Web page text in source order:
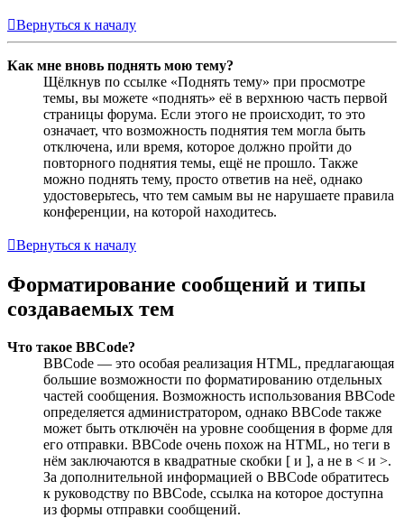
Вернуться к началу
Как мне вновь поднять мою тему?
Щёлкнув по ссылке «Поднять тему» при просмотре
темы, вы можете «поднять» её в верхнюю часть первой
страницы форума. Если этого не происходит, то это
означает, что возможность поднятия тем могла быть
отключена, или время, которое должно пройти до
повторного поднятия темы, ещё не прошло. Также
можно поднять тему, просто ответив на неё, однако
удостоверьтесь, что тем самым вы не нарушаете правила
конференции, на которой находитесь.
Вернуться к началу
Форматирование сообщений и типы
создаваемых тем
Что такое BBCode?
BBCode — это особая реализация HTML, предлагающая
большие возможности по форматированию отдельных
частей сообщения. Возможность использования BBCode
определяется администратором, однако BBCode также
может быть отключён на уровне сообщения в форме для
его отправки. BBCode очень похож на HTML, но теги в
нём заключаются в квадратные скобки [ и ], а не в < и >.
За дополнительной информацией о BBCode обратитесь
к руководству по BBCode, ссылка на которое доступна
из формы отправки сообщений.